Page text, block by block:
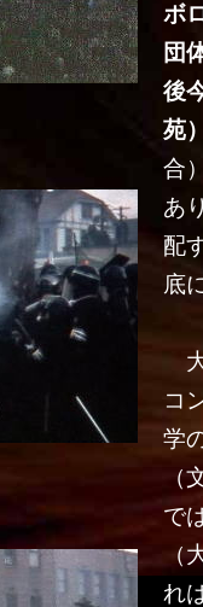
ボ
団
後
苑
合
あ
配
底
コ
学
（
で
（
れ